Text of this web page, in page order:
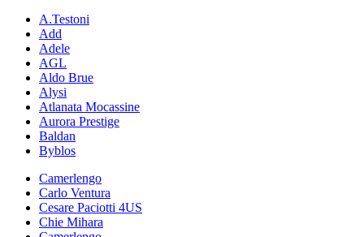
A.Testoni
Add
Adele
AGL
Aldo Brue
Alysi
Atlanata Mocassine
Aurora Prestige
Baldan
Byblos
Camerlengo
Carlo Ventura
Cesare Paciotti 4US
Chie Mihara